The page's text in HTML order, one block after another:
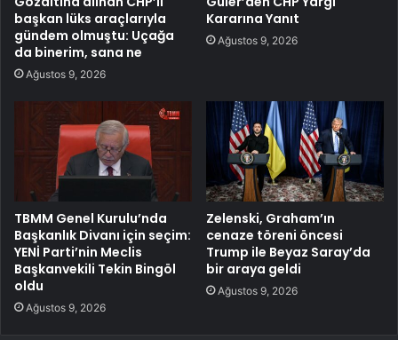
başkan lüks araçlarıyla
gündem olmuştu: Uçağa
da binerim, sana ne
Ağustos 9, 2026
Kararına Yanıt
Ağustos 9, 2026
TBMM Genel Kurulu’nda
Başkanlık Divanı için seçim:
YENİ Parti’nin Meclis
Başkanvekili Tekin Bingöl
oldu
Ağustos 9, 2026
Zelenski, Graham’ın
cenaze töreni öncesi
Trump ile Beyaz Saray’da
bir araya geldi
Ağustos 9, 2026